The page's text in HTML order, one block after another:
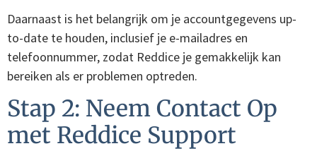
Daarnaast is het belangrijk om je accountgegevens up-
to-date te houden, inclusief je e-mailadres en
telefoonnummer, zodat Reddice je gemakkelijk kan
bereiken als er problemen optreden.
Stap 2: Neem Contact Op
met Reddice Support